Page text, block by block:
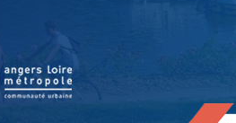
fenêtre, Ouvre une nouvelle fenêtre